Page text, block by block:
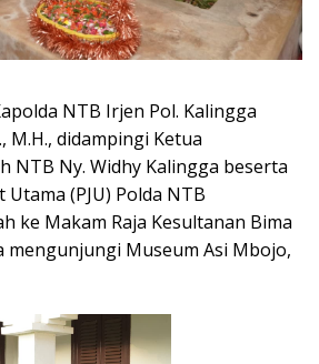
NTB Irjen Pol. Kalingga
M.H., didampingi Ketua
NTB Ny. Widhy Kalingga beserta
(PJU) Polda NTB
ke Makam Raja Kesultanan Bima
mengunjungi Museum Asi Mbojo,